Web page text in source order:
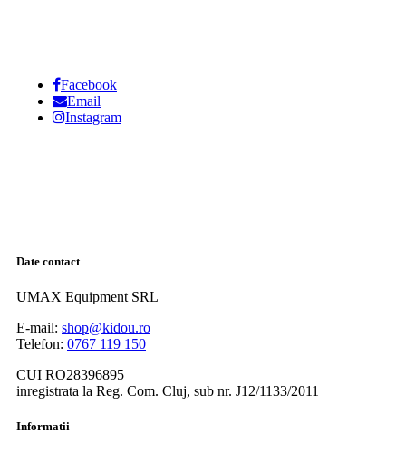
Facebook
Email
Instagram
Date contact
UMAX Equipment SRL
E-mail: shop@kidou.ro
Telefon: 0767 119 150
CUI RO28396895
inregistrata la Reg. Com. Cluj, sub nr. J12/1133/2011
Informatii